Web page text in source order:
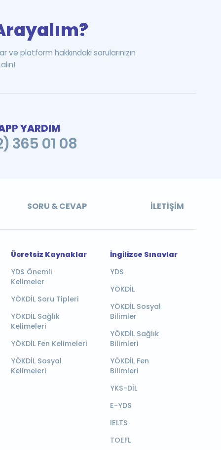
ve platform hakkındaki sorularınızın
YARDIM
365 01 08
SORU & CEVAP İLETIŞIM
Ücretsiz Kaynaklar
YDS Önemli
Kelimeler
YÖKDİL Soru Tipleri
YÖKDİL Sağlık
Kelimeleri
YÖKDİL Fen Kelimeleri
YÖKDİL Sosyal
Kelimeleri
İngilizce Sınavlar
YDS
YÖKDİL
YÖKDİL Sosyal
Bilimler
YÖKDİL Sağlık
Bilimleri
YÖKDİL Fen
Bilimleri
YKS-DİL
E-YDS
IELTS
TOEFL